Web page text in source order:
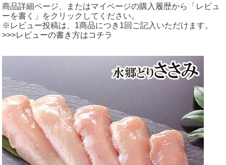
商品詳細ページ、またはマイページの購入履歴から「レビュ
ーを書く」をクリックしてください。
※レビュー投稿は、1商品につき1回ご記入いただけます。
>>>レビューの書き方はコチラ